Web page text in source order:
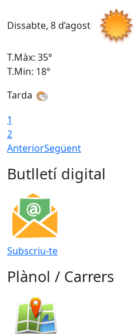
Dissabte, 8 d’agost
T.Màx: 35°
T.Min: 18°
Tarda
1
2
AnteriorSegüent
Butlletí digital
Subscriu-te
Plànol / Carrers